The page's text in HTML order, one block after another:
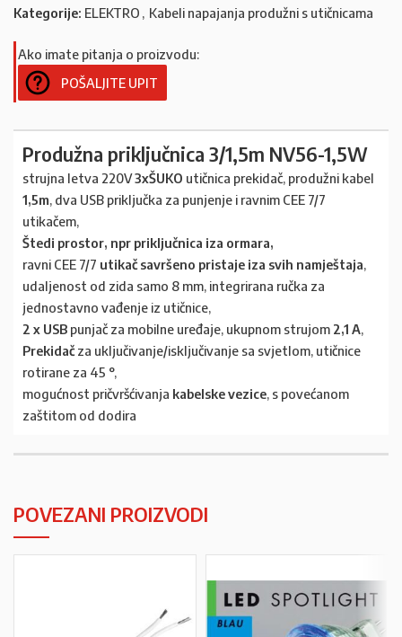
Kategorije: ELEKTRO , Kabeli napajanja produžni s utičnicama
Ako imate pitanja o proizvodu:
POŠALJITE UPIT
Produžna priključnica 3/1,5m NV56-1,5W
strujna letva 220V3xŠUKO utičnica prekidač, produžni kabel
1,5m, dva USB priključka za punjenje i ravnim CEE 7/7
utikačem,
Štedi prostor, npr priključnica iza ormara,
ravni CEE 7/7 utikač savršeno pristaje iza svih namještaja,
udaljenost od zida samo 8 mm, integrirana ručka za
jednostavno vađenje iz utičnice,
2 x USB punjač za mobilne uređaje, ukupnom strujom 2,1 A,
Prekidačza uključivanje/isključivanje sa svjetlom, utičnice
rotirane za 45 °,
mogućnost pričvršćivanja kabelske vezice, s povećanom
zaštitom od dodira
POVEZANI PROIZVODI